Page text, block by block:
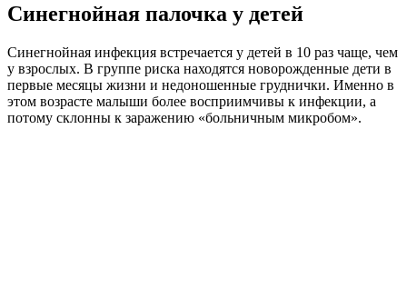
Синегнойная палочка у детей
Синегнойная инфекция встречается у детей в 10 раз чаще, чем
у взрослых. В группе риска находятся новорожденные дети в
первые месяцы жизни и недоношенные груднички. Именно в
этом возрасте малыши более восприимчивы к инфекции, а
потому склонны к заражению «больничным микробом».